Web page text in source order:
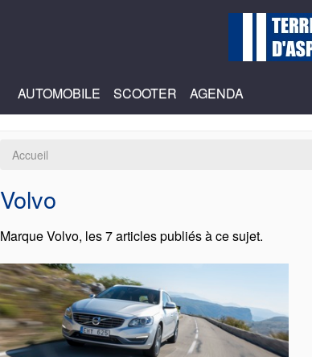
AUTOMOBILE SCOOTER AGENDA
Accueil
Volvo
Marque Volvo, les 7 articles publiés à ce sujet.